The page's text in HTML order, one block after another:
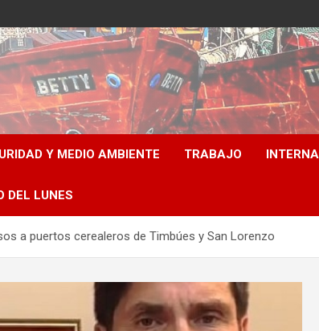
Y MEDIO AMBIENTE TRABAJO
DEL LUNES
a puertos cerealeros de Timbúes y San Lorenzo